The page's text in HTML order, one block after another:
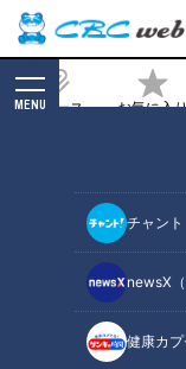
ニュース お気に入
MENU
チャント
newsX（
健康カ
明市：大脇
ちゃん】
2024/10/29 15:03